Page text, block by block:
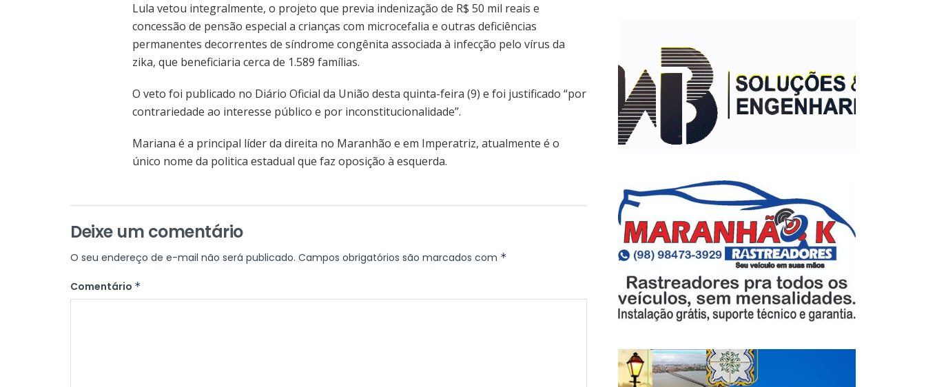
Lula vetou integralmente, o projeto que previa indenização de R$ 50 mil reais e
concessão de pensão especial a crianças com microcefalia e outras deficiências
permanentes decorrentes de síndrome congênita associada à infecção pelo vírus da
zika, que beneficiaria cerca de 1.589 famílias.
O veto foi publicado no Diário Oficial da União desta quinta-feira (9) e foi justificado “por
contrariedade ao interesse público e por inconstitucionalidade”.
Mariana é a principal líder da direita no Maranhão e em Imperatriz, atualmente é o
único nome da politica estadual que faz oposição à esquerda.
Deixe um comentário
O seu endereço de e-mail não será publicado. Campos obrigatórios são marcados com *
Comentário *